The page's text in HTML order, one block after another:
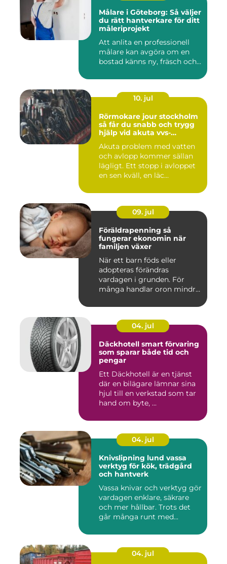
Målare i Göteborg: Så väljer
du rätt hantverkare för ditt
måleriprojekt
Att anlita en professionell
målare kan avgöra om en
bostad känns ny, fräsch och...
10. jul
Rörmokare jour stockholm
så får du snabb och trygg
hjälp vid akuta vvs-
Akuta problem med vatten
och avlopp kommer sällan
lägligt. Ett stopp i avloppet
en sen kväll, en läc...
09. jul
Föräldrapenning så
fungerar ekonomin när
familjen växer
När ett barn föds eller
adopteras förändras
vardagen i grunden. För
många handlar oron mindre
04. jul
Däckhotell smart förvaring
som sparar både tid och
pengar
Ett Däckhotell är en tjänst
där en bilägare lämnar sina
hjul till en verkstad som tar
hand om byte, ...
04. jul
Knivslipning lund vassa
verktyg för kök, trädgård
och hantverk
Vassa knivar och verktyg gör
vardagen enklare, säkrare
och mer hållbar. Trots det
går många runt med...
04. jul